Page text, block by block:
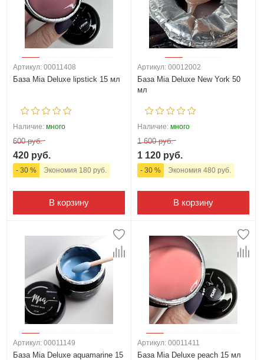
Артикул: 00011408
База Mia Deluxe lipstick 15 мл
Наличие: много
600 руб.
420 руб.
- 30 % Экономия 180 руб.
В корзину
Артикул: 00012002
База Mia Deluxe New York 50
мл
Наличие: много
1 600 руб.
1 120 руб.
- 30 % Экономия 480 руб.
В корзину
Артикул: 00011149
База Mia Deluxe aquamarine 15
Артикул: 00011411
База Mia Deluxe peach 15 мл